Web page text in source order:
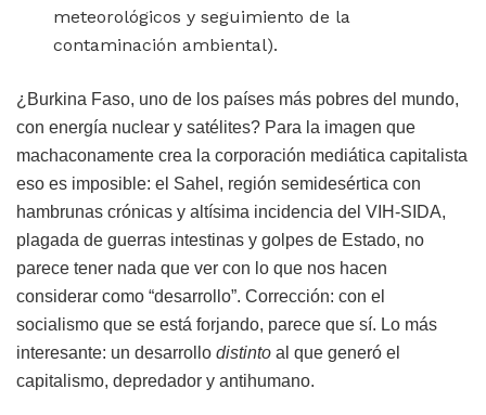
meteorológicos y seguimiento de la
contaminación ambiental).
¿Burkina Faso, uno de los países más pobres del mundo,
con energía nuclear y satélites? Para la imagen que
machaconamente crea la corporación mediática capitalista
eso es imposible: el Sahel, región semidesértica con
hambrunas crónicas y altísima incidencia del VIH-SIDA,
plagada de guerras intestinas y golpes de Estado, no
parece tener nada que ver con lo que nos hacen
considerar como “desarrollo”. Corrección: con el
socialismo que se está forjando, parece que sí. Lo más
interesante: un desarrollo distinto al que generó el
capitalismo, depredador y antihumano.